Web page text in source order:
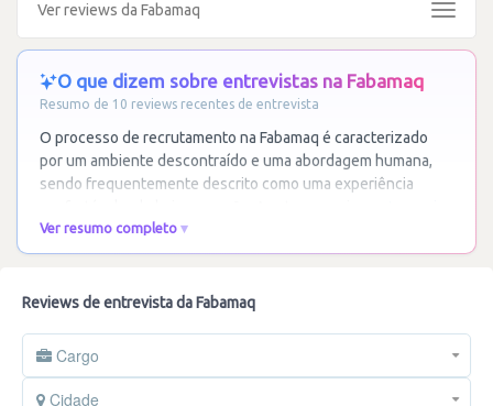
Ver reviews da Fabamaq
Toggle
O que dizem sobre entrevistas na Fabamaq
Resumo de 10 reviews recentes de entrevista
O processo de recrutamento na Fabamaq é caracterizado
por um ambiente descontraído e uma abordagem humana,
sendo frequentemente descrito como uma experiência
Ver resumo completo
Reviews de entrevista da Fabamaq
Cargo
Cidade